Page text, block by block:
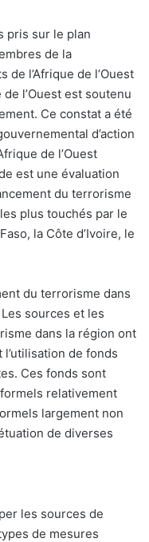
pris sur le plan
de la
de l’Afrique de l’Ouest
l’Ouest est soutenu
Ce constat a été
d’action
de l’Ouest
est une évaluation
du terrorisme
plus touchés par le
la Côte d’Ivoire, le
du terrorisme dans
sources et les
dans la région ont
de fonds
Ces fonds sont
relativement
largement non
de diverses
les sources de
de mesures